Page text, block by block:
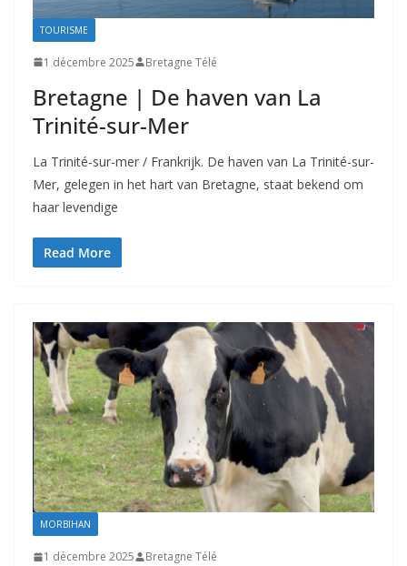
TOURISME
1 décembre 2025 Bretagne Télé
Bretagne | De haven van La
Trinité-sur-Mer
La Trinité-sur-mer / Frankrijk. De haven van La Trinité-sur-
Mer, gelegen in het hart van Bretagne, staat bekend om
haar levendige
Read More
MORBIHAN
1 décembre 2025 Bretagne Télé